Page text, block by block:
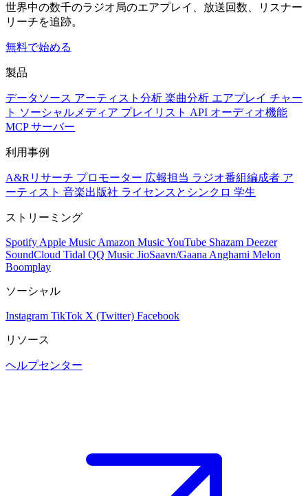
世界中の数千のラジオ局のエアプレイ、放送回数、リスナー
リーチを追跡。
無料で始める
製品
データソース アーティスト分析 楽曲分析 エアプレイ チャー
ト ソーシャルメディア プレイリスト API オーディオ機能
MCP サーバー
利用事例
A&Rリサーチ プロモーター 広報担当 ラジオ番組編成者 ア
ーティスト 音楽出版社 ライセンスとシンクロ 学生
ストリーミング
Spotify Apple Music Amazon MusicYouTube Shazam Deezer
SoundCloud Tidal QQ Music JioSaavn/Gaana Anghami Melon
Boomplay
ソーシャル
Instagram TikTok X (Twitter) Facebook
リソース
ヘルプセンター